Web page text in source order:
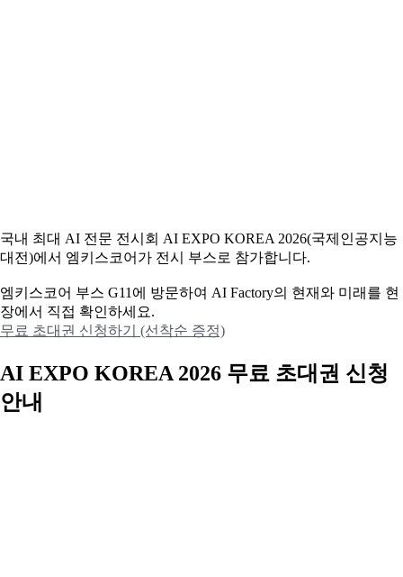
국내 최대 AI 전문 전시회 AI EXPO KOREA 2026(국제인공지능
대전)에서 엠키스코어가 전시 부스로 참가합니다.
엠키스코어 부스 G11에 방문하여 AI Factory의 현재와 미래를 현
장에서 직접 확인하세요.
무료 초대권 신청하기 (선착순 증정)
AI EXPO KOREA 2026 무료 초대권 신청
안내